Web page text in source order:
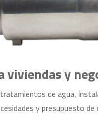
viviendas y
de agua,
y presupuesto de